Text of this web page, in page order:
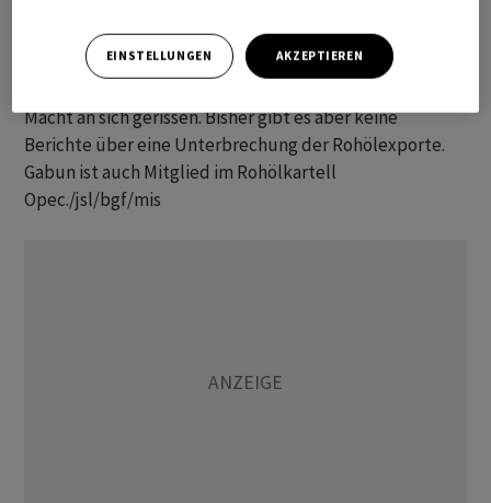
Für Verunsicherung sorgt dagegen die Lage im
afrikanischen Ölförderland Gabun. Wenige Tage nach
Macht an sich gerissen. Bisher gibt es aber keine
Berichte über eine Unterbrechung der Rohölexporte.
Gabun ist auch Mitglied im Rohölkartell
Opec./jsl/bgf/mis
EINSTELLUNGEN AKZEPTIEREN